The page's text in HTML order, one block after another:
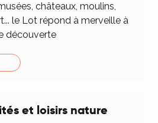
châteaux, moulins,
le Lot répond à merveille à
découverte
et loisirs nature